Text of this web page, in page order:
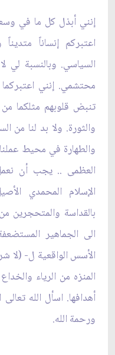
إنني أبذل كل ما في
اعتبركم إنساناً
السياسي. وبالنسبة
محتشمي. إنني
تنبض قلوبهم مثلكما من
والثورة. ولا بد لنا من
والطهارة في محيط
العظمى .. يجب أن
الإسلام المحمدي
بالقداسة والمتحجرين
الى الجماهير
الأسس الواقعية ل- (لا
المنزه من الرياء
أهدافها. اسأل الله
ورحمة الله.